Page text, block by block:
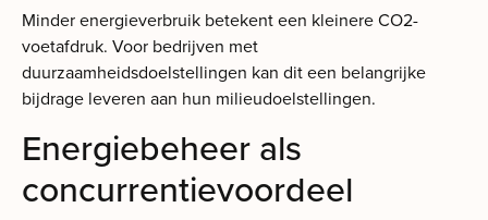
Minder energieverbruik betekent een kleinere CO2-
voetafdruk. Voor bedrijven met
duurzaamheidsdoelstellingen kan dit een belangrijke
bijdrage leveren aan hun milieudoelstellingen.
Energiebeheer als
concurrentievoordeel